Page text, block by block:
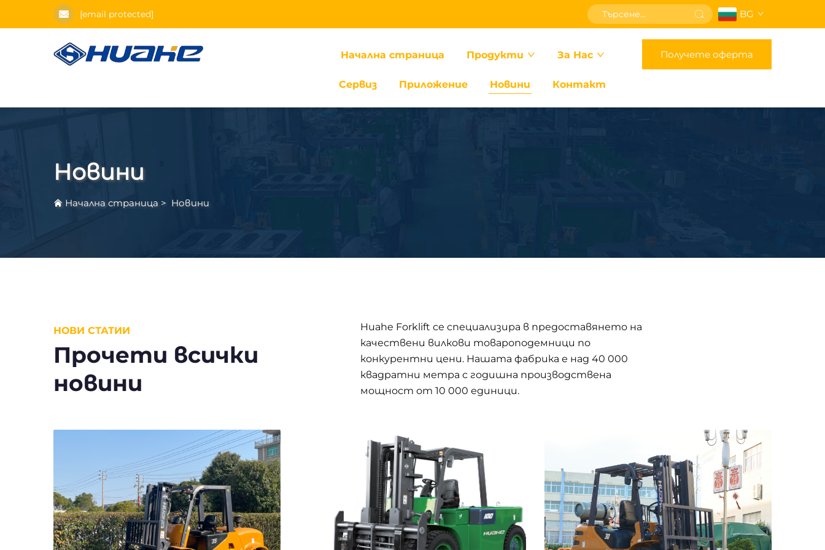
[email protected] BG
Начална страница Продукти За Нас
Сервиз Приложение Новини Контакт
Получете оферта
Новини
Начална страница > Новини
НОВИ СТАТИИ
Прочети всички
новини
Huahe Forklift се специализира в предоставянето на
качествени вилкови товароподемници по
конкурентни цени. Нашата фабрика е над 40 000
квадратни метра с годишна производствена
мощност от 10 000 единици.